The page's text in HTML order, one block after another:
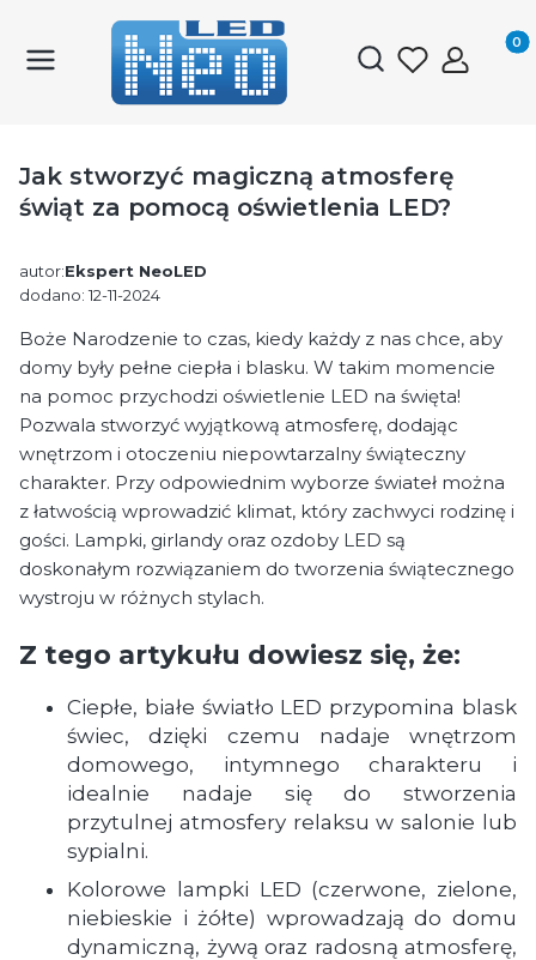
Otwórz
Jak stworzyć magiczną atmosferę
świąt za pomocą oświetlenia LED?
autor:Ekspert NeoLED
dodano: 12-11-2024
Boże Narodzenie to czas, kiedy każdy z nas chce, aby
domy były pełne ciepła i blasku. W takim momencie
na pomoc przychodzi oświetlenie LED na święta!
Pozwala stworzyć wyjątkową atmosferę, dodając
wnętrzom i otoczeniu niepowtarzalny świąteczny
charakter. Przy odpowiednim wyborze świateł można
z łatwością wprowadzić klimat, który zachwyci rodzinę i
gości. Lampki, girlandy oraz ozdoby LED są
doskonałym rozwiązaniem do tworzenia świątecznego
wystroju w różnych stylach.
Z tego artykułu dowiesz się, że:
Ciepłe, białe światło LED przypomina blask
świec, dzięki czemu nadaje wnętrzom
domowego, intymnego charakteru i
idealnie nadaje się do stworzenia
przytulnej atmosfery relaksu w salonie lub
sypialni.
Kolorowe lampki LED (czerwone, zielone,
niebieskie i żółte) wprowadzają do domu
dynamiczną, żywą oraz radosną atmosferę,